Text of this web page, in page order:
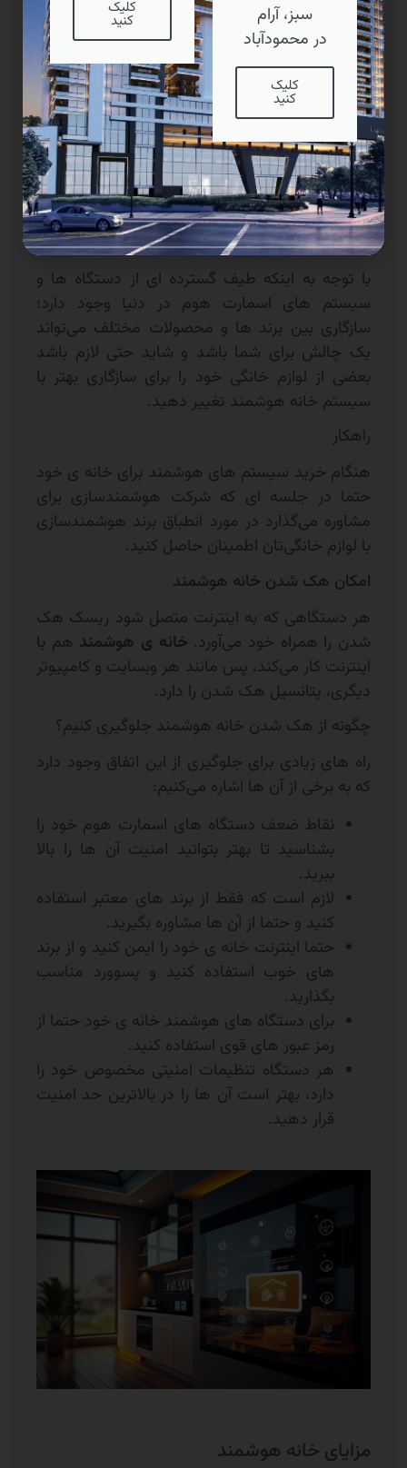
اطلاعات کاربران استفاده می‌کنند.
راهکار
معمولا شرکت هایی که سیستم های هوشمند را
ارائه می‌دهند این امکان را روی سیستم هایشان
می‌گذارند که سطح دسترسی این سیستم ها به
اطلاعات افراد قابلیت تعیین توسط کاربر را داشته
باشد. یعنی شما هرچقدر که خواستید به این سیستم
های هوشمند دسترسی به اطلاعات خود را می‌دهید.
هماهنگی و پیچیدگی با سیستم های هوشمند
با توجه به اینکه طیف گسترده ای از دستگاه ها و
سیستم های اسمارت هوم در دنیا وجود دارد؛
سازگاری بین برند ها و محصولات مختلف می‌تواند
یک چالش برای شما باشد و شاید حتی لازم باشد
بعضی از لوازم خانگی خود را برای سازگاری بهتر با
سیستم خانه هوشمند تغییر دهید.
راهکار
هنگام خرید سیستم های هوشمند برای خانه ی خود
حتما در جلسه ای که شرکت هوشمندسازی برای
مشاوره می‌گذارد در مورد انطباق برند هوشمندسازی
با لوازم خانگی‌تان اطمینان حاصل کنید.
امکان هک شدن خانه هوشمند
هر دستگاهی که به اینترنت متصل شود ریسک هک
شدن را همراه خود می‌آورد. خانه ی هوشمند هم با
اینترنت کار می‌کند، پس مانند هر وبسایت و کامپیوتر
دیگری، پتانسیل هک شدن را دارد.
چگونه از هک شدن خانه هوشمند جلوگیری کنیم؟
راه های زیادی برای جلوگیری از این اتفاق وجود دارد
که به برخی از آن ها اشاره می‌کنیم:
نقاط ضعف دستگاه های اسمارت هوم خود را
بشناسید تا بهتر بتوانید امنیت آن ها را بالا
ببرید.
لازم است که فقط از برند های معتبر استفاده
کنید و حتما از آن ها مشاوره بگیرید.
حتما اینترنت خانه ی خود را ایمن کنید و از برند
های خوب استفاده کنید و پسوورد مناسب
بگذارید.
برای دستگاه های هوشمند خانه ی خود حتما از
رمز عبور های قوی استفاده کنید.
هر دستگاه تنظیمات امنیتی مخصوص خود را
دارد، بهتر است آن ها را در بالاترین حد امنیت
قرار دهید.
مزایای خانه هوشمند
سبز، آرام
در محمودآباد
کلیک
کنید
کلیک
کنید